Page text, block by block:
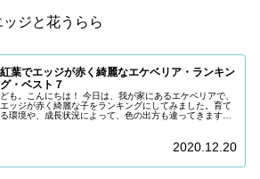
ジと花うらら
紅葉でエッジが赤く綺麗なエケベリア・ランキン
グ・ベスト７
ども。こんにちは！ 今日は、我が家にあるエケベリアで、
エッジが赤く綺麗な子をランキングにしてみました。育て
る環境や、成長状況によって、色の出方も違ってきますの
2020.12.20